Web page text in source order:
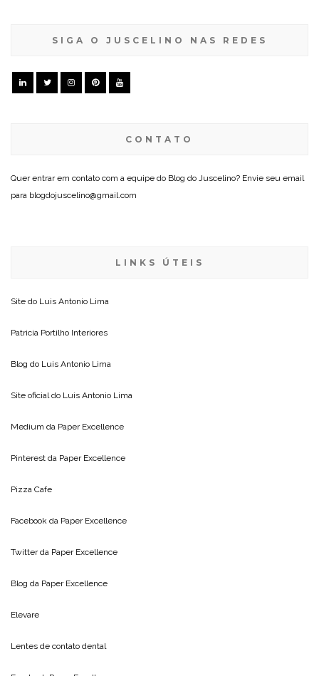
SIGA O JUSCELINO NAS REDES
CONTATO
Quer entrar em contato com a equipe do Blog do Juscelino? Envie seu email
para blogdojuscelino@gmail.com
LINKS ÚTEIS
Site do Luis Antonio Lima
Patricia Portilho Interiores
Blog do Luis Antonio Lima
Site oficial do Luis Antonio Lima
Medium da Paper Excellence
Pinterest da Paper Excellence
Pizza Cafe
Facebook da Paper Excellence
Twitter da Paper Excellence
Blog da Paper Excellence
Elevare
Lentes de contato dental